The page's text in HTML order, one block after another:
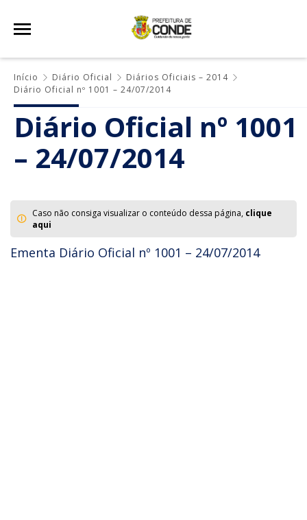
Início Diário Oficial
Diários Oficiais – 2014
Diário Oficial nº 1001 – 24/07/2014
Diário Oficial nº 1001
– 24/07/2014
Caso não consiga visualizar o conteúdo dessa página, clique
aqui
Ementa Diário Oficial nº 1001 – 24/07/2014